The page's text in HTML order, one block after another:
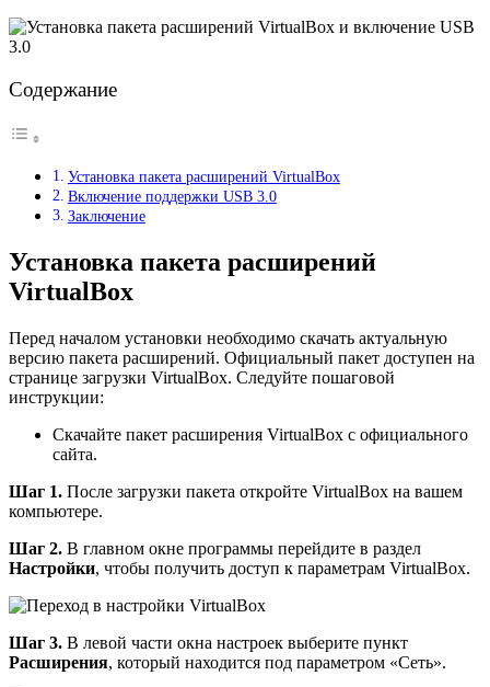
Содержание
Установка пакета расширений VirtualBox
Включение поддержки USB 3.0
Заключение
Установка пакета расширений
VirtualBox
Перед началом установки необходимо скачать актуальную
версию пакета расширений. Официальный пакет доступен на
странице загрузки VirtualBox. Следуйте пошаговой
инструкции:
Скачайте пакет расширения VirtualBox с официального
сайта.
Шаг 1. После загрузки пакета откройте VirtualBox на вашем
компьютере.
Шаг 2. В главном окне программы перейдите в раздел
Настройки, чтобы получить доступ к параметрам VirtualBox.
Шаг 3. В левой части окна настроек выберите пункт
Расширения, который находится под параметром «Сеть».